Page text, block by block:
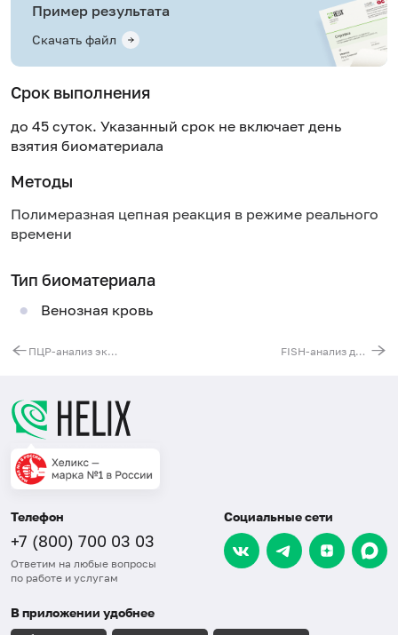
Пример результата
Скачать файл
Срок выполнения
до 45 суток. Указанный срок не включает день
взятия биоматериала
Методы
Полимеразная цепная реакция в режиме реального
времени
Тип биоматериала
Венозная кровь
ПЦР-анализ экспрессии гена WT1 FISH-анализ делеции 12p
Телефон
+7 (800) 700 03 03
Ответим на любые вопросы
по работе и услугам
Социальные сети
В приложении удобнее